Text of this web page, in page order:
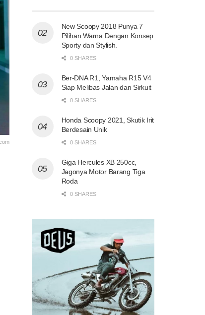
New Scoopy 2018 Punya 7
Pilihan Warna Dengan Konsep
Sporty dan Stylish.
0 SHARES
Ber-DNA R1, Yamaha R15 V4
Siap Melibas Jalan dan Sirkuit
0 SHARES
Honda Scoopy 2021, Skutik Irit
Berdesain Unik
0 SHARES
Giga Hercules XB 250cc,
Jagonya Motor Barang Tiga
Roda
0 SHARES